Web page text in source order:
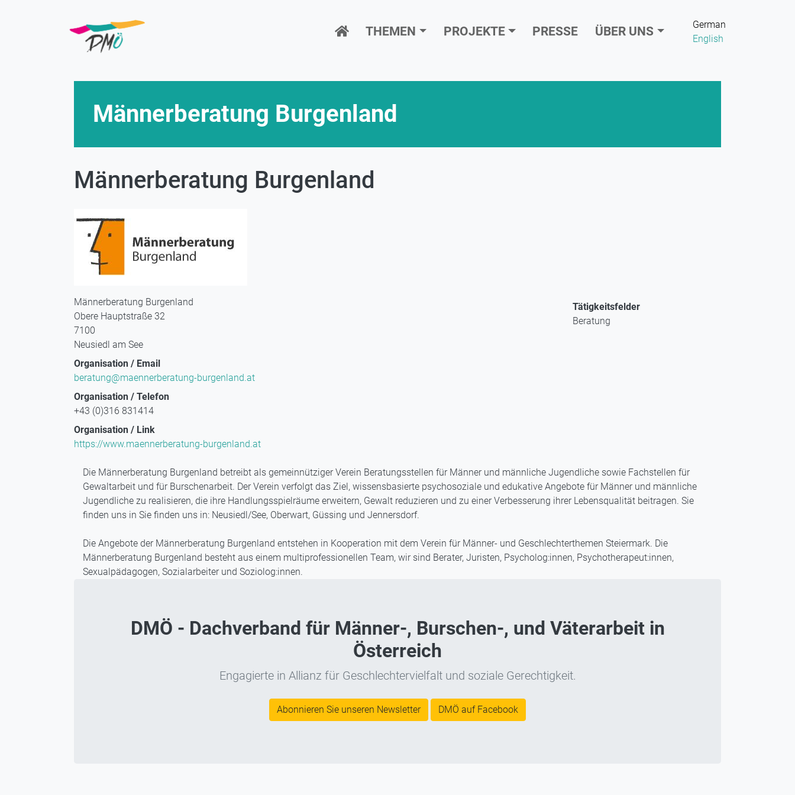
Hauptnavigation
THEMEN PROJEKTE PRESSE ÜBER UNS
German
English
Männerberatung Burgenland
Männerberatung Burgenland
Männerberatung Burgenland
Obere Hauptstraße 32
7100
Neusiedl am See
Organisation / Email
beratung@maennerberatung-burgenland.at
Organisation / Telefon
+43 (0)316 831414
Organisation / Link
https://www.maennerberatung-burgenland.at
Tätigkeitsfelder
Beratung
Die Männerberatung Burgenland betreibt als gemeinnütziger Verein Beratungsstellen für Männer und männliche Jugendliche sowie Fachstellen für
Gewaltarbeit und für Burschenarbeit. Der Verein verfolgt das Ziel, wissensbasierte psychosoziale und edukative Angebote für Männer und männliche
Jugendliche zu realisieren, die ihre Handlungsspielräume erweitern, Gewalt reduzieren und zu einer Verbesserung ihrer Lebensqualität beitragen. Sie
finden uns in Sie finden uns in: Neusiedl/See, Oberwart, Güssing und Jennersdorf.
Die Angebote der Männerberatung Burgenland entstehen in Kooperation mit dem Verein für Männer- und Geschlechterthemen Steiermark. Die
Männerberatung Burgenland besteht aus einem multiprofessionellen Team, wir sind Berater, Juristen, Psycholog:innen, Psychotherapeut:innen,
Sexualpädagogen, Sozialarbeiter und Soziolog:innen.
DMÖ - Dachverband für Männer-, Burschen-, und Väterarbeit in
Österreich
Engagierte in Allianz für Geschlechtervielfalt und soziale Gerechtigkeit.
Abonnieren Sie unseren Newsletter DMÖ auf Facebook